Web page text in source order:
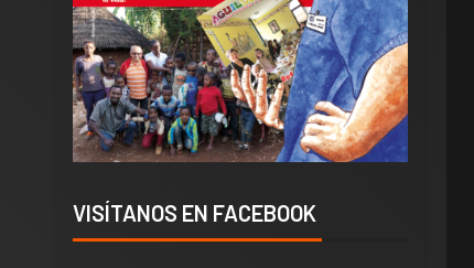
VISÍTANOS EN FACEBOOK